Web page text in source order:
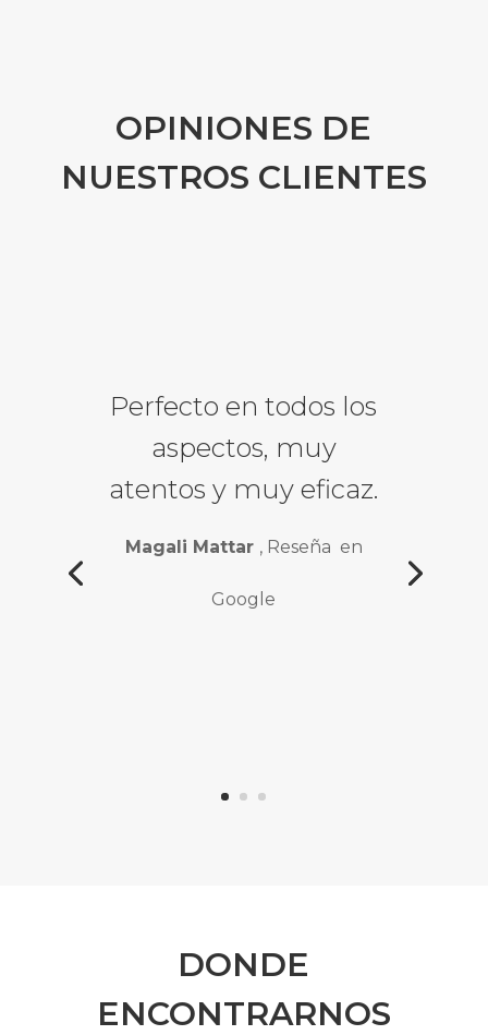
OPINIONES DE
NUESTROS CLIENTES
Perfecto en todos los
aspectos, muy
atentos y muy eficaz.
Magali Mattar , Reseña en
Google
DONDE
ENCONTRARNOS